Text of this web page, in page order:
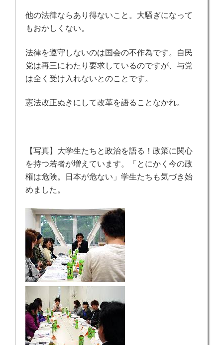
他の法律ならあり得ないこと。大騒ぎになって
もおかしくない。
法律を遵守しないのは国会の不作為です。自民
党は再三にわたり要求しているのですが、与党
は全く受け入れないとのことです。
憲法改正ぬきにして改革を語ることなかれ。
【写真】大学生たちと政治を語る！政策に関心
を持つ若者が増えています。「とにかく今の政
権は危険。日本が危ない」学生たちも気づき始
めました。